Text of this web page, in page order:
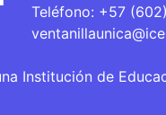
Teléfono: +57
Institución de